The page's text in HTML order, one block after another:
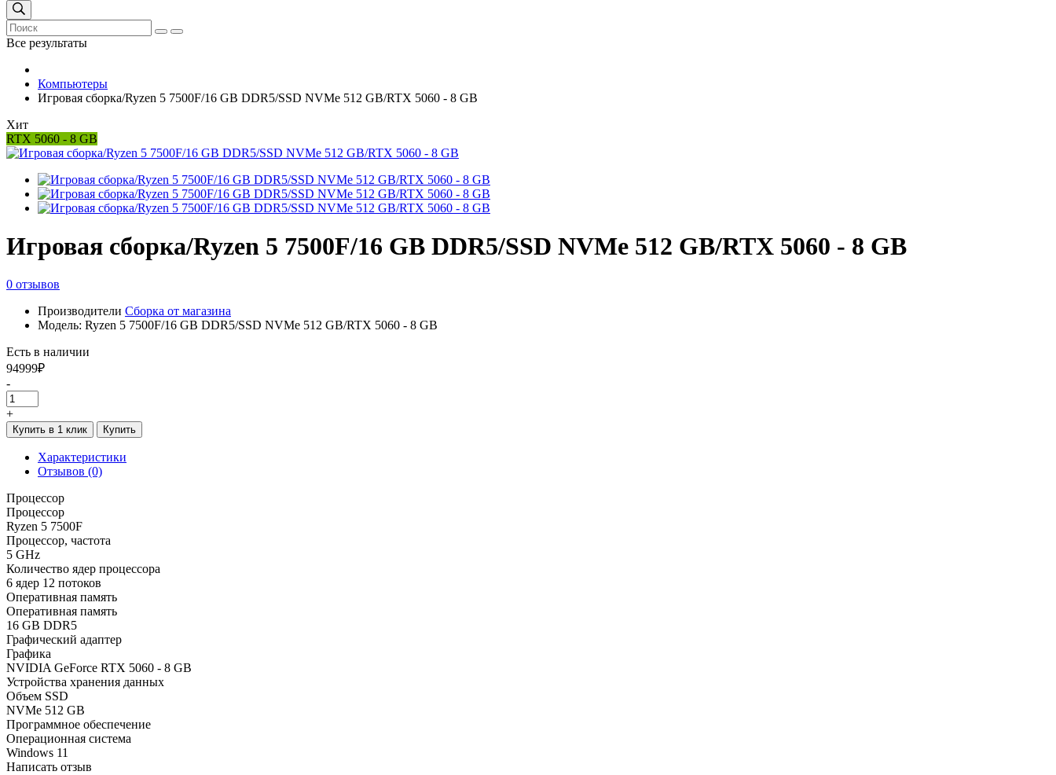
Все результаты
Компьютеры
Игровая сборка/Ryzen 5 7500F/16 GB DDR5/SSD NVMe 512 GB/RTX 5060 - 8 GB
Хит
RTX 5060 - 8 GB
Игровая сборка/Ryzen 5 7500F/16 GB DDR5/SSD NVMe 512 GB/RTX 5060 - 8 GB
0 отзывов
Производители Сборка от магазина
Модель: Ryzen 5 7500F/16 GB DDR5/SSD NVMe 512 GB/RTX 5060 - 8 GB
Есть в наличии
94999₽
-
+
Купить в 1 клик Купить
Характеристики
Отзывов (0)
Процессор
Процессор
Ryzen 5 7500F
Процессор, частота
5 GHz
Количество ядер процессора
6 ядер 12 потоков
Оперативная память
Оперативная память
16 GB DDR5
Графический адаптер
Графика
NVIDIA GeForce RTX 5060 - 8 GB
Устройства хранения данных
Объем SSD
NVMe 512 GB
Программное обеспечение
Операционная система
Windows 11
Написать отзыв